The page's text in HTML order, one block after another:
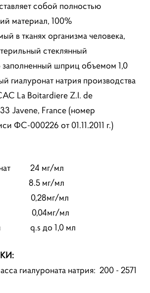
собой полностью
материал, 100%
в тканях организма человека,
стеклянный
заполненный шприц объемом 1,0
гиалуронат натрия производства
La Boitardiere Z.I. de
Javene, France (номер
ФС-000226 oт 01.11.2011 г.)
24 мг/мл
мг/мл
0,28мг/мл
0,04мг/мл
q.s до 1,0 мл
гиалуроната натрия: 200 - 2571